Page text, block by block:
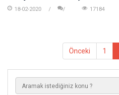
18-02-2020 17184
Önceki 1